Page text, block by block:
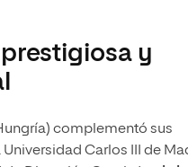
y
complementó sus
Carlos III de